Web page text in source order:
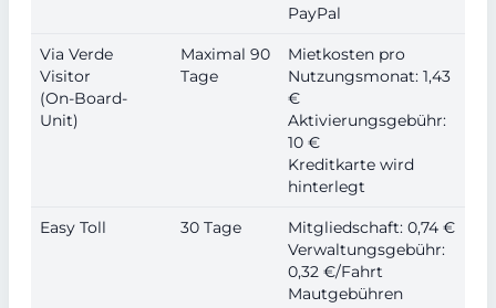
PayPal
Via Verde
Visitor
(On-Board-
Unit)
Maximal 90
Tage
Mietkosten pro
Nutzungsmonat: 1,43
€
Aktivierungsgebühr:
10 €
Kreditkarte wird
hinterlegt
Easy Toll 30 Tage
Mitgliedschaft: 0,74 €
Verwaltungsgebühr:
0,32 €/Fahrt
Mautgebühren